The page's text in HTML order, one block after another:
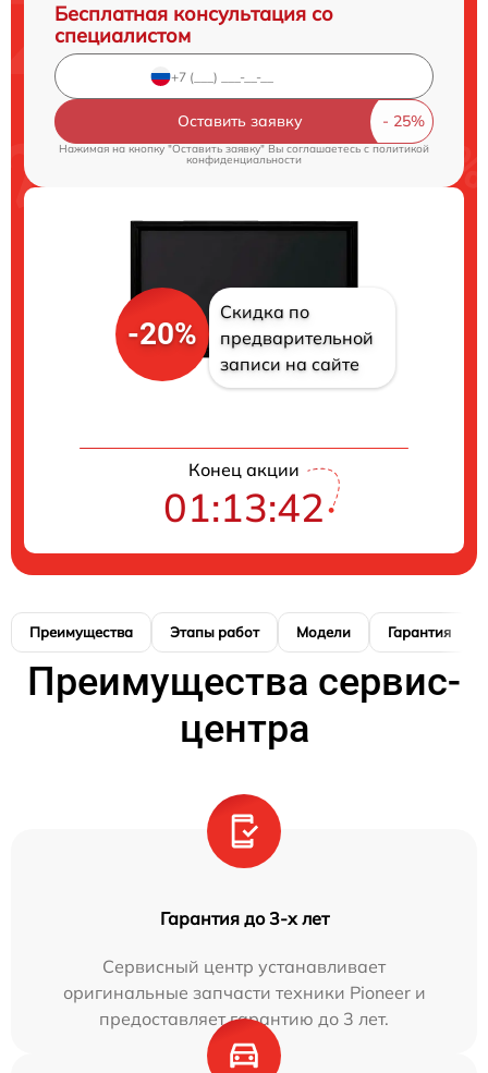
Бесплатная консультация со
специалистом
Оставить заявку
Нажимая на кнопку "Оставить заявку" Вы соглашаетесь cполитикой
конфиденциальности
-20%
Скидка по
предварительной
записи на сайте
Конец акции
01:13:42
Преимущества Этапы работ Модели Гарантия
Преимущества сервис-
центра
Гарантия до 3-х лет
Сервисный центр устанавливает
оригинальные запчасти техники Pioneer и
предоставляет гарантию до 3 лет.